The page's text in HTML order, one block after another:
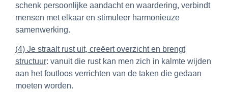
schenk persoonlijke aandacht en waardering, verbindt
mensen met elkaar en stimuleer harmonieuze
samenwerking.
(4) Je straalt rust uit, creëert overzicht en brengt
structuur: vanuit die rust kan men zich in kalmte wijden
aan het foutloos verrichten van de taken die gedaan
moeten worden.